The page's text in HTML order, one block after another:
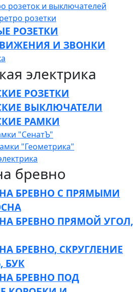
розеток и выключателей
розетки
РОЗЕТКИ
И ЗВОНКИ
электрика
РОЗЕТКИ
ВЫКЛЮЧАТЕЛИ
РАМКИ
"СенатЪ"
"Геометрика"
бревно
БРЕВНО С ПРЯМЫМИ
БРЕВНО ПРЯМОЙ УГОЛ,
БРЕВНО, СКРУГЛЕНИЕ
БУК
БРЕВНО ПОД